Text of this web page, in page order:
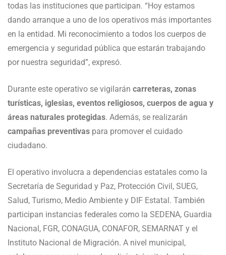
todas las instituciones que participan. “Hoy estamos
dando arranque a uno de los operativos más importantes
en la entidad. Mi reconocimiento a todos los cuerpos de
emergencia y seguridad pública que estarán trabajando
por nuestra seguridad”, expresó.
Durante este operativo se vigilarán carreteras, zonas
turísticas, iglesias, eventos religiosos, cuerpos de agua y
áreas naturales protegidas. Además, se realizarán
campañas preventivas para promover el cuidado
ciudadano.
El operativo involucra a dependencias estatales como la
Secretaría de Seguridad y Paz, Protección Civil, SUEG,
Salud, Turismo, Medio Ambiente y DIF Estatal. También
participan instancias federales como la SEDENA, Guardia
Nacional, FGR, CONAGUA, CONAFOR, SEMARNAT y el
Instituto Nacional de Migración. A nivel municipal,